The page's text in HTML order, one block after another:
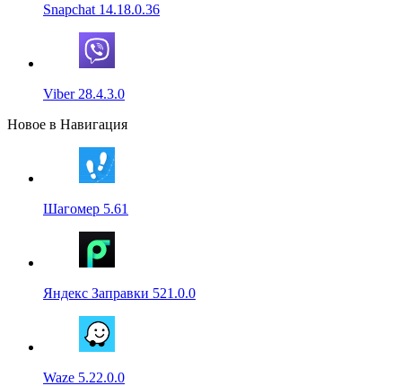
Snapchat 14.18.0.36
Viber 28.4.3.0
Новое в Навигация
Шагомер 5.61
Яндекс Заправки 521.0.0
Waze 5.22.0.0